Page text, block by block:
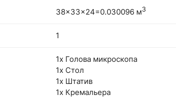
38x33x24=0.030096 м3
1
1х Голова микроскопа
1х Стол
1х Штатив
1х Кремальера